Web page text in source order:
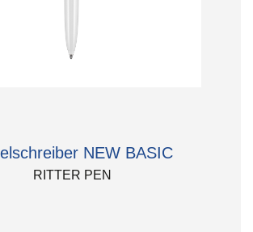
NEW BASIC
RITTER PEN